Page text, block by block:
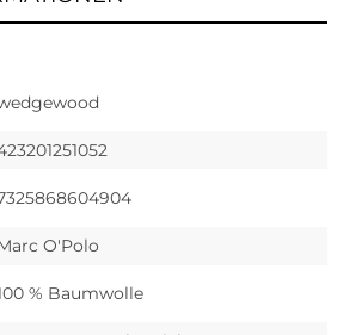
O'Polo
% Baumwolle